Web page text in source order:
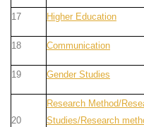
17 Higher Education
18 Communication
19 Gender Studies
20
Research Method/
Studies/Research